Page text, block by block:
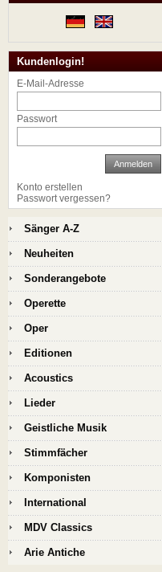
Kundenlogin!
E-Mail-Adresse
Passwort
Anmelden
Konto erstellen
Passwort vergessen?
Sänger A-Z
Neuheiten
Sonderangebote
Operette
Oper
Editionen
Acoustics
Lieder
Geistliche Musik
Stimmfächer
Komponisten
International
MDV Classics
Arie Antiche